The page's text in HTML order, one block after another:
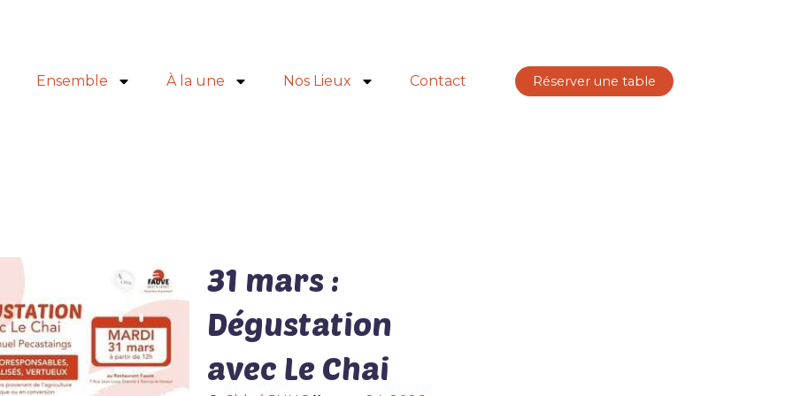
Ensemble À la une Nos Lieux Contact Réserver une table
31 mars :
Dégustation
avec Le Chai